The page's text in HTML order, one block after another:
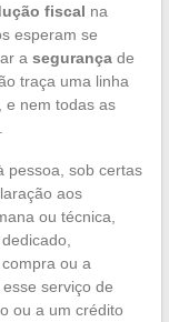
fiscal na
esperam se
a segurançade
traça uma linha
e nem todas as
pessoa, sob certas
aos
ou técnica,
ou a
serviço de
ou a um crédito